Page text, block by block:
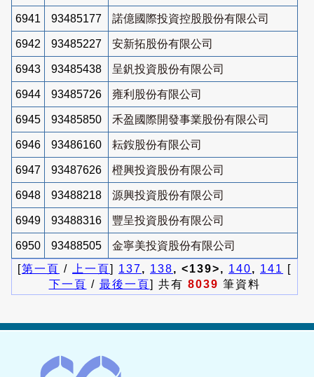
6941 93485177 諾億國際投資控股股份有限公司
6942 93485227 安新拓股份有限公司
6943 93485438 呈釩投資股份有限公司
6944 93485726 雍利股份有限公司
6945 93485850 禾盈國際開發事業股份有限公司
6946 93486160 耘銨股份有限公司
6947 93487626 橙興投資股份有限公司
6948 93488218 源興投資股份有限公司
6949 93488316 豐呈投資股份有限公司
6950 93488505
金寧美投資股份有限公司
[第一頁 / 上一頁] 137, 138, <139>, 140, 141
[
下一頁 / 最後一頁] 共有 8039 筆資料